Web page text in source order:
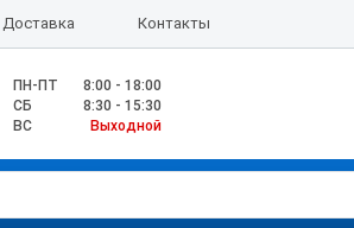
Доставка Контакты
ПН-ПТ
8:00 - 18:00
CБ
8:30 - 15:30
ВС
Выходной